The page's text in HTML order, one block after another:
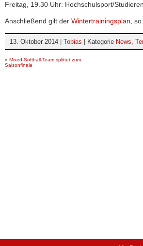
Freitag, 19.30 Uhr: Hochschulsport/
Anschließend gilt der Wintertrainingsplan ,
13. Oktober 2014 | Tobias | Kategorie News,
« Mixed-Softball-Team splittet zum
Saisonfinale